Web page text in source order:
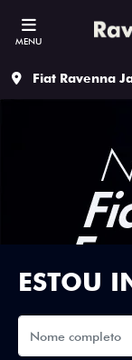
MENU
Fiat Ravenna
ESTOU